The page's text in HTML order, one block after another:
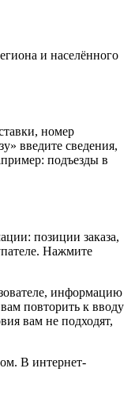
и населённого
номер
введите сведения,
подъезды в
позиции заказа,
Нажмите
информацию
повторить к вводу
вам не подходят,
В интернет-